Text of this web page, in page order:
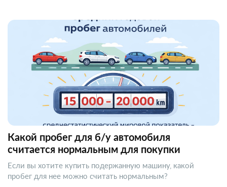
Какой пробег для б/у автомобиля
считается нормальным для покупки
Если вы хотите купить подержанную машину, какой
пробег для нее можно считать нормальным?